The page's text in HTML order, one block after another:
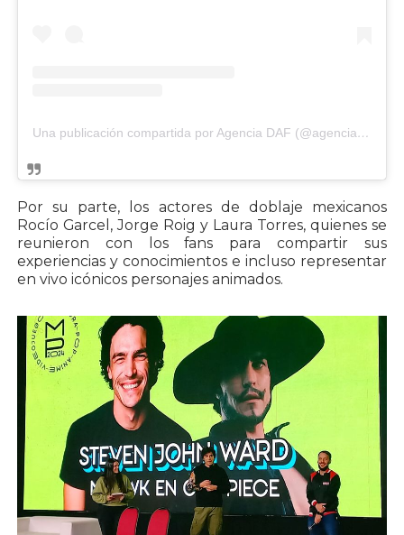
Una publicación compartida por Agencia DAF (@agenciadafok)
Por su parte, los actores de doblaje mexicanos
Rocío Garcel, Jorge Roig y Laura Torres, quienes se
reunieron con los fans para compartir sus
experiencias y conocimientos e incluso representar
en vivo icónicos personajes animados.